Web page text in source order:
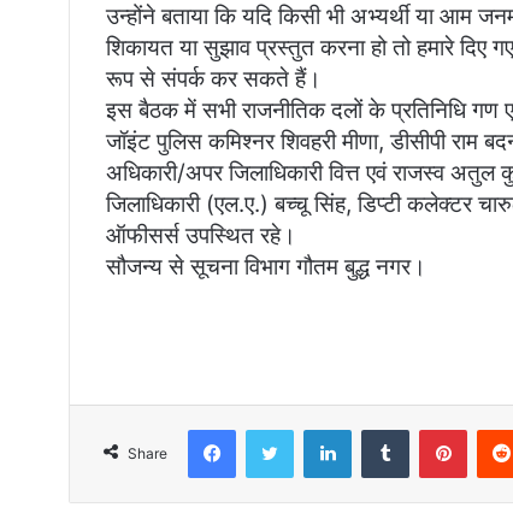
उन्होंने बताया कि यदि किसी भी अभ्यर्थी या आम
शिकायत या सुझाव प्रस्तुत करना हो तो हमारे दिए
रूप से संपर्क कर सकते हैं।
इस बैठक में सभी राजनीतिक दलों के प्रतिनिधि गण
जॉइंट पुलिस कमिश्नर शिवहरी मीणा, डीसीपी राम
अधिकारी/अपर जिलाधिकारी वित्त एवं राजस्व
जिलाधिकारी (एल.ए.) बच्चू सिंह, डिप्टी कलेक्टर
ऑफीसर्स उपस्थित रहे।
सौजन्य से सूचना विभाग गौतम बुद्ध नगर।
Share
FacebookTwitter LinkedInTumblr